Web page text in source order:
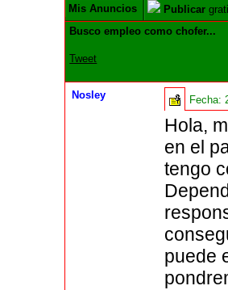
Mis Anuncios Publicar
Busco empleo como chofer...
Tweet
Nosley Fecha:
Hola,
en el
tengo
puede